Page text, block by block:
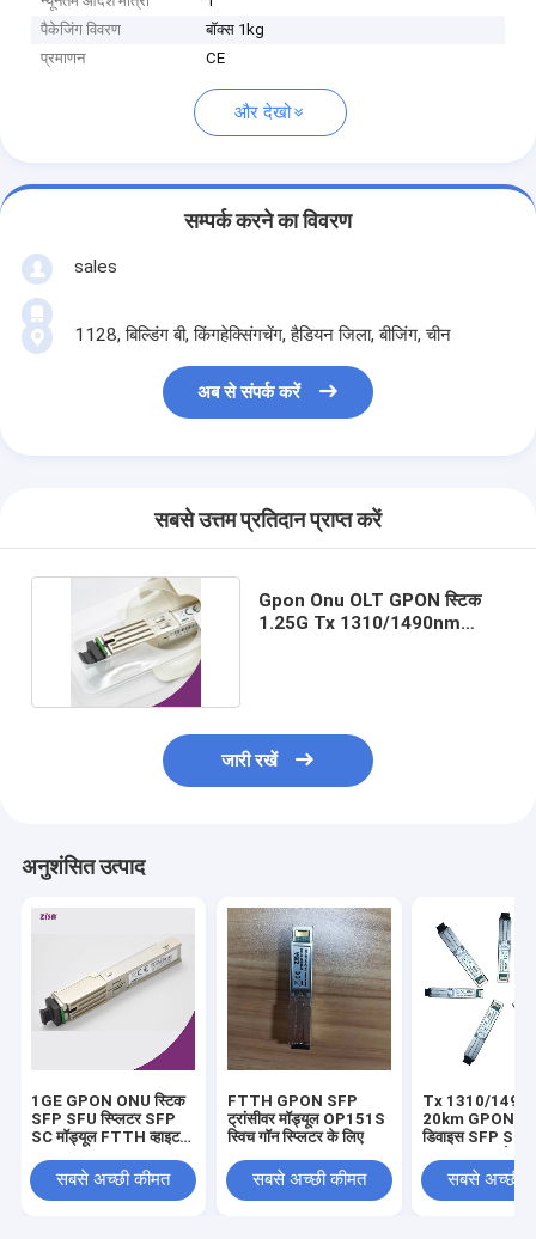
पैकेजिंग विवरण
बॉक्स 1kg
प्रमाणन
CE
और देखो
सम्पर्क करने का विवरण
sales
1128, बिल्डिंग बी, किंगहेक्सिंगचेंग, हैडियन जिला, बीजिंग, चीन
अब से संपर्क करें
सबसे उत्तम प्रतिदान प्राप्त करें
Gpon Onu OLT GPON स्टिक
1.25G Tx 1310/1490nm
जारी रखें
अनुशंसित उत्पाद
1GE GPON ONU स्टिक
SFP SFU स्प्लिटर SFP
SC मॉड्यूल FTTH व्हाइट
सबसे अच्छी कीमत
FTTH GPON SFP
ट्रांसीवर मॉड्यूल OP151S
स्विच गॉन स्प्लिटर के लिए
सबसे अच्छी कीमत
Tx 1310/
20km GPON
डिवाइस SFP SC
सबसे अच्छी